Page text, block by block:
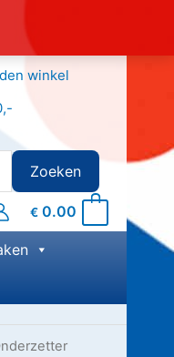
winkel
Zoeken
€ 0.00